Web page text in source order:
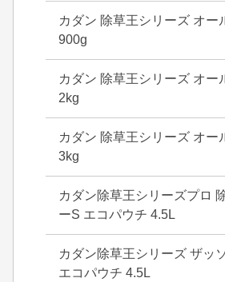
カダン 除草王シリーズ オー
900g
カダン 除草王シリーズ オー
2kg
カダン 除草王シリーズ オー
3kg
カダン除草王シリーズプロ
ーS エコパウチ 4.5L
カダン除草王シリーズ ザッ
エコパウチ 4.5L